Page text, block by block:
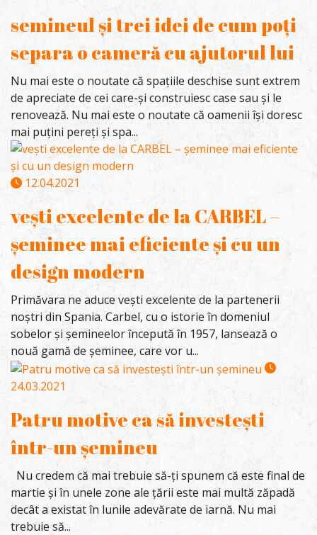
semineul și trei idei de cum poți
separa o cameră cu ajutorul lui
Nu mai este o noutate că spațiile deschise sunt extrem
de apreciate de cei care-și construiesc case sau și le
renovează. Nu mai este o noutate că oamenii își doresc
mai puțini pereți și spa...
12.04.2021
vești excelente de la CARBEL –
șeminee mai eficiente și cu un
design modern
Primăvara ne aduce vești excelente de la partenerii
noștri din Spania. Carbel, cu o istorie în domeniul
sobelor și șemineelor începută în 1957, lansează o
nouă gamă de șeminee, care vor u...
24.03.2021
Patru motive ca să investești
într-un șemineu
Nu credem că mai trebuie să-ți spunem că este final de
martie și în unele zone ale țării este mai multă zăpadă
decât a existat în lunile adevărate de iarnă. Nu mai
trebuie să...